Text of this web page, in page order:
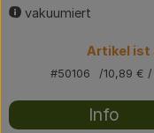
Brodowin
Catering
vakuumiert
Artikel ist
#50106 10,89 € /
Info